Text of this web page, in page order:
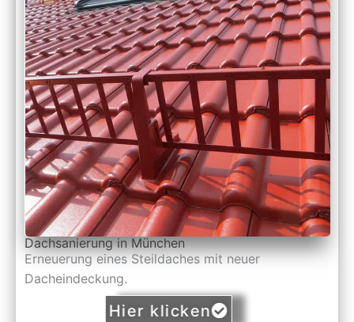
Dachsanierung in München
Erneuerung eines Steildaches mit neuer
Dacheindeckung.
Hier klicken